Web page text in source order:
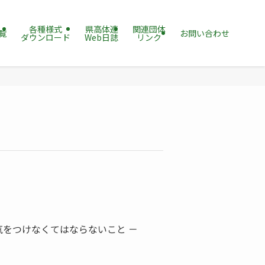
各種様式
ダウンロード
県高体連
Web日誌
関連団体
リンク お問い合わせ
つけなくてはならないこと －